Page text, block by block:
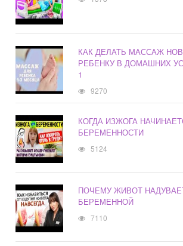
КАК ДЕЛАТЬ МАССАЖ
РЕБЕНКУ В ДОМАШНИХ
1
9270
КОГДА ИЗЖОГА
БЕРЕМЕННОСТИ
5124
ПОЧЕМУ ЖИВОТ
БЕРЕМЕННОЙ
7110